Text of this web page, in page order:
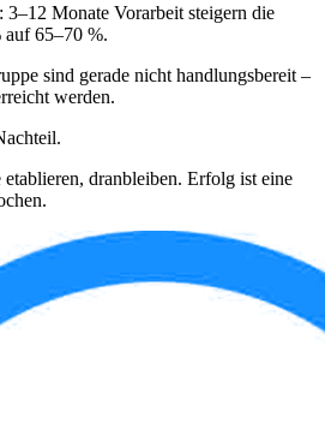
Monate Vorarbeit steigern die
auf65–70 %.
sind gerade nicht handlungsbereit –
werden.
dranbleiben. Erfolg ist eine